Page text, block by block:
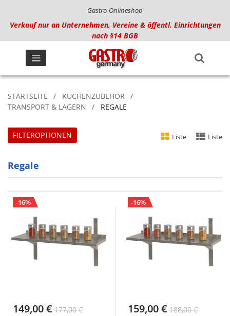
Gastro-Onlineshop
Verkauf nur an Unternehmen, Vereine & öffentl. Einrichtungen
nach §14 BGB
STARTSEITE
KÜCHENZUBEHÖR
TRANSPORT & LAGERN
REGALE
Regale
Liste Liste
-16%
149,00 € 177,00 €
-16%
159,00 € 188,00 €
FILTEROPTIONEN